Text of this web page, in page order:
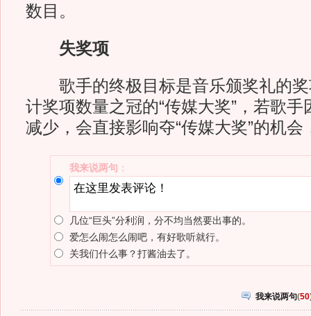
数目。
失奖项
歌手的终极目标是音乐颁奖礼的奖
计奖项数量之冠的“传媒大奖”，若歌
减少，会直接影响夺“传媒大奖”的机会
我来说两句 ：
几位“巨头”分利润，分不均当然要出事的。
爱怎么闹怎么闹吧，有好歌听就行。
关我们什么事？打酱油去了。
我来说两句(50